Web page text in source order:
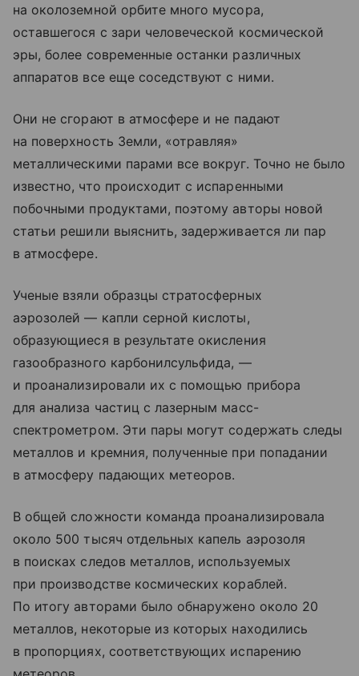
на околоземной орбите много мусора,
оставшегося с зари человеческой космической
эры, более современные останки различных
аппаратов все еще соседствуют с ними.
Они не сгорают в атмосфере и не падают
на поверхность Земли, «отравляя»
металлическими парами все вокруг. Точно не было
известно, что происходит с испаренными
побочными продуктами, поэтому авторы новой
статьи решили выяснить, задерживается ли пар
в атмосфере.
Ученые взяли образцы стратосферных
аэрозолей — капли серной кислоты,
образующиеся в результате окисления
газообразного карбонилсульфида, —
и проанализировали их с помощью прибора
для анализа частиц с лазерным масс-
спектрометром. Эти пары могут содержать следы
металлов и кремния, полученные при попадании
в атмосферу падающих метеоров.
В общей сложности команда проанализировала
около 500 тысяч отдельных капель аэрозоля
в поисках следов металлов, используемых
при производстве космических кораблей.
По итогу авторами было обнаружено около 20
металлов, некоторые из которых находились
в пропорциях, соответствующих испарению